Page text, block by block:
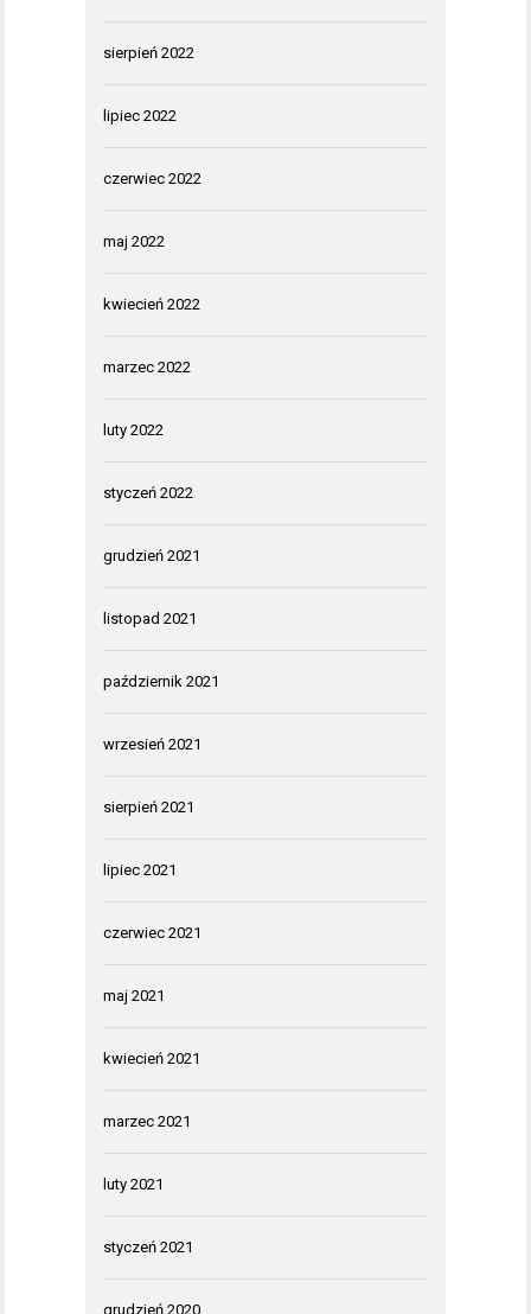
sierpień 2022
lipiec 2022
czerwiec 2022
maj 2022
kwiecień 2022
marzec 2022
luty 2022
styczeń 2022
grudzień 2021
listopad 2021
październik 2021
wrzesień 2021
sierpień 2021
lipiec 2021
czerwiec 2021
maj 2021
kwiecień 2021
marzec 2021
luty 2021
styczeń 2021
grudzień 2020